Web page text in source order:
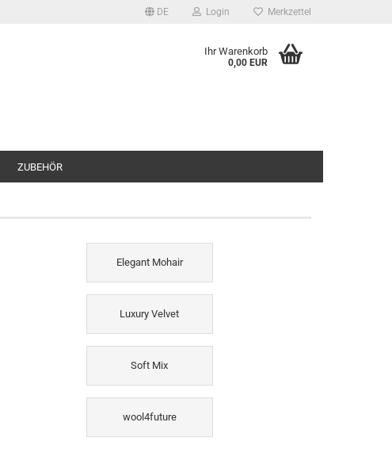
DE Login Merkzettel
Ihr Warenkorb
0,00 EUR
ZUBEHÖR
Elegant Mohair
Luxury Velvet
Soft Mix
wool4future